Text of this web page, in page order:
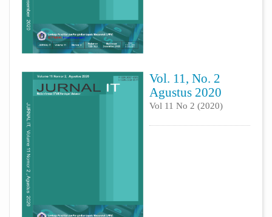
Vol. 11, No. 2
Agustus 2020
Vol 11 No 2 (2020)